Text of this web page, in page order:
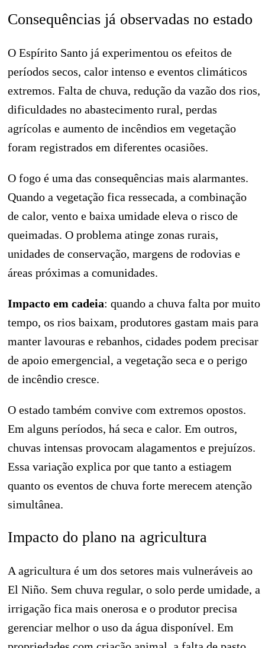
Consequências já observadas no estado
O Espírito Santo já experimentou os efeitos de
períodos secos, calor intenso e eventos climáticos
extremos. Falta de chuva, redução da vazão dos rios,
dificuldades no abastecimento rural, perdas
agrícolas e aumento de incêndios em vegetação
foram registrados em diferentes ocasiões.
O fogo é uma das consequências mais alarmantes.
Quando a vegetação fica ressecada, a combinação
de calor, vento e baixa umidade eleva o risco de
queimadas. O problema atinge zonas rurais,
unidades de conservação, margens de rodovias e
áreas próximas a comunidades.
Impacto em cadeia: quando a chuva falta por muito
tempo, os rios baixam, produtores gastam mais para
manter lavouras e rebanhos, cidades podem precisar
de apoio emergencial, a vegetação seca e o perigo
de incêndio cresce.
O estado também convive com extremos opostos.
Em alguns períodos, há seca e calor. Em outros,
chuvas intensas provocam alagamentos e prejuízos.
Essa variação explica por que tanto a estiagem
quanto os eventos de chuva forte merecem atenção
simultânea.
Impacto do plano na agricultura
A agricultura é um dos setores mais vulneráveis ao
El Niño. Sem chuva regular, o solo perde umidade, a
irrigação fica mais onerosa e o produtor precisa
gerenciar melhor o uso da água disponível. Em